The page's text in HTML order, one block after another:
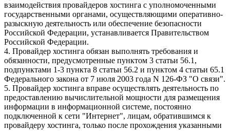
взаимодействия провайдеров хостинга с уполномоченными
государственными органами, осуществляющими оперативно-
разыскную деятельность или обеспечение безопасности
Российской Федерации, устанавливается Правительством
Российской Федерации.
4. Провайдер хостинга обязан выполнять требования и
обязанности, предусмотренные пунктом 3 статьи 56.1,
подпунктами 1-3 пункта 8 статьи 56.2 и пунктом 4 статьи 65.1
Федерального закона от 7 июля 2003 года N 126-ФЗ "О связи".
5. Провайдер хостинга вправе осуществлять деятельность по
предоставлению вычислительной мощности для размещения
информации в информационной системе, постоянно
подключенной к сети "Интернет", лицам, обратившимся к
провайдеру хостинга, только после прохождения указанными